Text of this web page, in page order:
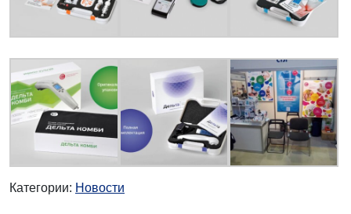
Категории: Новости